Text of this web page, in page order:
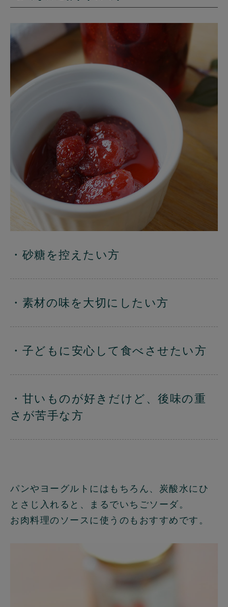
・砂糖を控えたい方
・素材の味を大切にしたい方
・子どもに安心して食べさせたい方
・甘いものが好きだけど、後味の重
さが苦手な方
パンやヨーグルトにはもちろん、炭酸水にひ
とさじ入れると、まるでいちごソーダ。
お肉料理のソースに使うのもおすすめです。